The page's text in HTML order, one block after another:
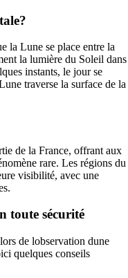
la Lune se place entre la
la lumière du Soleil dans
instants, le jour se
traverse la surface de la
de la France, offrant aux
rare. Les régions du
visibilité, avec une
toute sécurité
de lobservation dune
quelques conseils